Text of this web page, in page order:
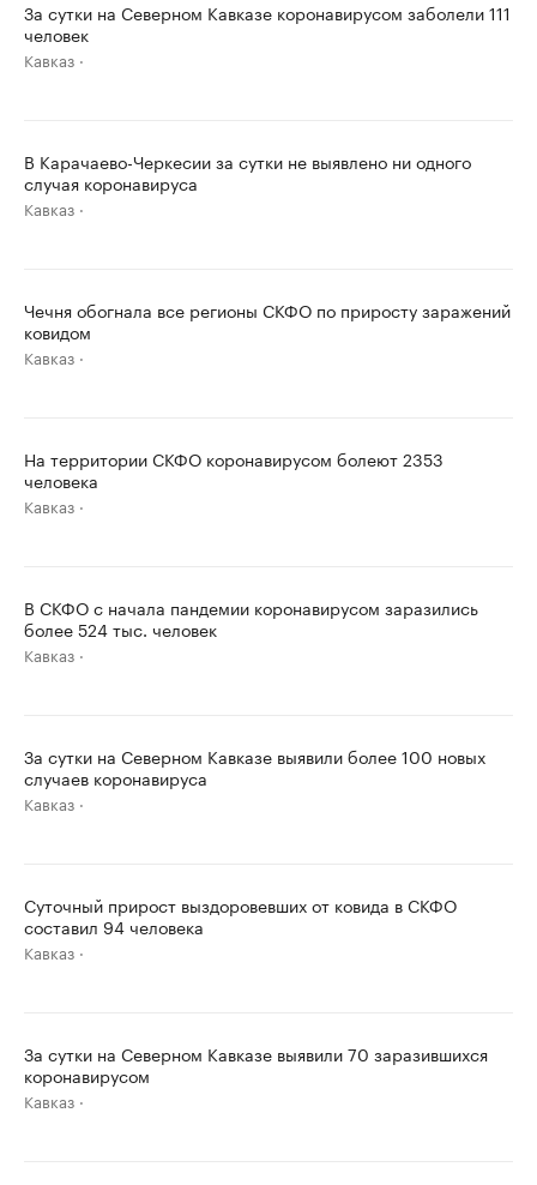
За сутки на Северном Кавказе коронавирусом заболели 111
человек
Кавказ
В Карачаево-Черкесии за сутки не выявлено ни одного
случая коронавируса
Кавказ
Чечня обогнала все регионы СКФО по приросту заражений
ковидом
Кавказ
На территории СКФО коронавирусом болеют 2353
человека
Кавказ
В СКФО с начала пандемии коронавирусом заразились
более 524 тыс. человек
Кавказ
За сутки на Северном Кавказе выявили более 100 новых
случаев коронавируса
Кавказ
Суточный прирост выздоровевших от ковида в СКФО
составил 94 человека
Кавказ
За сутки на Северном Кавказе выявили 70 заразившихся
коронавирусом
Кавказ